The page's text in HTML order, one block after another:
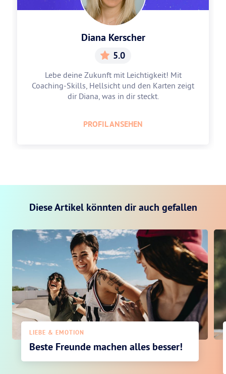
Diana Kerscher
5.0
Lebe deine Zukunft mit Leichtigkeit! Mit
Coaching-Skills, Hellsicht und den Karten zeigt
dir Diana, was in dir steckt.
PROFIL ANSEHEN
Diese Artikel könnten dir auch gefallen
LIEBE & EMOTION
Beste Freunde machen alles besser!